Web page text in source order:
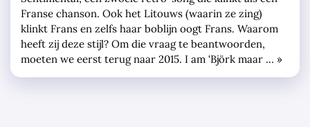
Franse chanson. Ook het Litouws (waarin ze zing)
klinkt Frans en zelfs haar boblijn oogt Frans. Waarom
heeft zij deze stijl? Om die vraag te beantwoorden,
moeten we eerst terug naar 2015. I am ‘Björk maar … »